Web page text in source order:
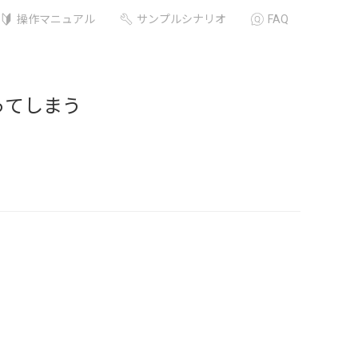
操作マニュアル サンプルシナリオ FAQ
しまう